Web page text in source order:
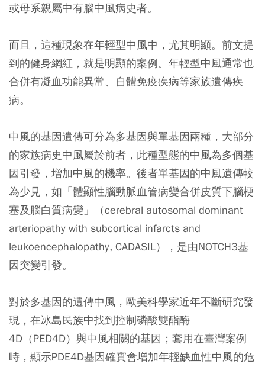
或母系親屬中有腦中風病史者。
而且，這種現象在年輕型中風中，尤其明顯。前文提
到的健身網紅，就是明顯的案例。年輕型中風通常也
合併有凝血功能異常、自體免疫疾病等家族遺傳疾
病。
中風的基因遺傳可分為多基因與單基因兩種，大部分
的家族病史中風屬於前者，此種型態的中風為多個基
因引發，增加中風的機率。後者單基因的中風遺傳較
為少見，如「體顯性腦動脈血管病變合併皮質下腦梗
塞及腦白質病變」（cerebral autosomal dominant
arteriopathy with subcortical infarcts and
leukoencephalopathy, CADASIL），是由NOTCH3基
因突變引發。
對於多基因的遺傳中風，歐美科學家近年不斷研究發
現，在冰島民族中找到控制磷酸雙酯酶
4D（PED4D）與中風相關的基因；套用在臺灣案例
時，顯示PDE4D基因確實會增加年輕缺血性中風的危